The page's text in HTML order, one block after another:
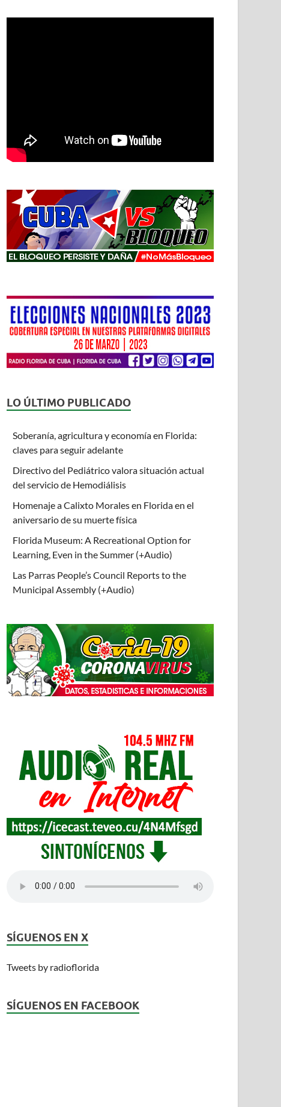
LO ÚLTIMO PUBLICADO
Soberanía, agricultura y economía en Florida:
claves para seguir adelante
Directivo del Pediátrico valora situación actual
del servicio de Hemodiálisis
Homenaje a Calixto Morales en Florida en el
aniversario de su muerte física
Florida Museum: A Recreational Option for
Learning, Even in the Summer (+Audio)
Las Parras People’s Council Reports to the
Municipal Assembly (+Audio)
SÍGUENOS EN X
Tweets by radioflorida
SÍGUENOS EN FACEBOOK